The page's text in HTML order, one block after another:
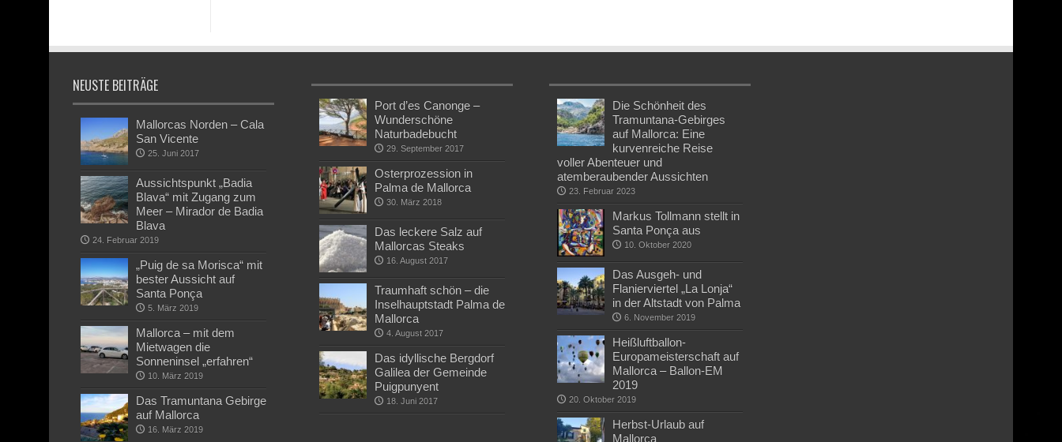
NEUSTE BEITRÄGE
Mallorcas Norden – Cala
San Vicente
25. Juni 2017
Aussichtspunkt „Badia
Blava“ mit Zugang zum
Meer – Mirador de Badia
Blava
24. Februar 2019
„Puig de sa Morisca“ mit
bester Aussicht auf
Santa Ponça
5. März 2019
Mallorca – mit dem
Mietwagen die
Sonneninsel „erfahren“
10. März 2019
Das Tramuntana Gebirge
auf Mallorca
16. März 2019
Port d’es Canonge –
Wunderschöne
Naturbadebucht
29. September 2017
Osterprozession in
Palma de Mallorca
30. März 2018
Das leckere Salz auf
Mallorcas Steaks
16. August 2017
Traumhaft schön – die
Inselhauptstadt Palma de
Mallorca
4. August 2017
Das idyllische Bergdorf
Galilea der Gemeinde
Puigpunyent
18. Juni 2017
Die Schönheit des
Tramuntana-Gebirges
auf Mallorca: Eine
kurvenreiche Reise
voller Abenteuer und
atemberaubender Aussichten
23. Februar 2023
Markus Tollmann stellt in
Santa Ponça aus
10. Oktober 2020
Das Ausgeh- und
Flanierviertel „La Lonja“
in der Altstadt von Palma
6. November 2019
Heißluftballon-
Europameisterschaft auf
Mallorca – Ballon-EM
2019
20. Oktober 2019
Herbst-Urlaub auf
Mallorca